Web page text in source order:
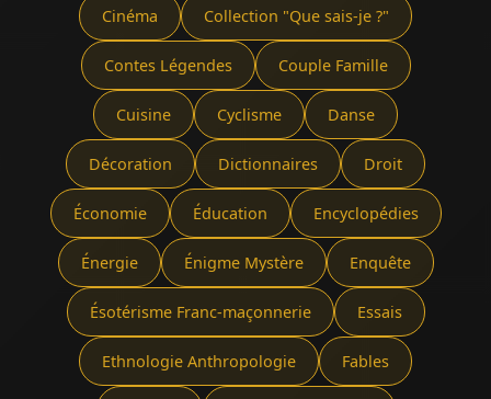
Cinéma Collection "Que sais-je ?"
Contes Légendes Couple Famille
Cuisine Cyclisme Danse
Décoration Dictionnaires Droit
Économie Éducation Encyclopédies
Énergie Énigme Mystère Enquête
Ésotérisme Franc-maçonnerie Essais
Ethnologie Anthropologie Fables